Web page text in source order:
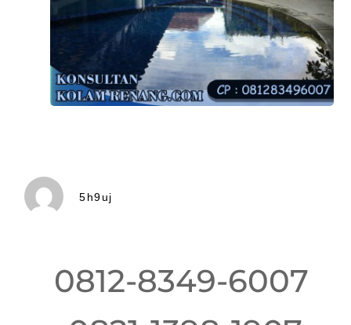
5h9uj
0812-8349-6007